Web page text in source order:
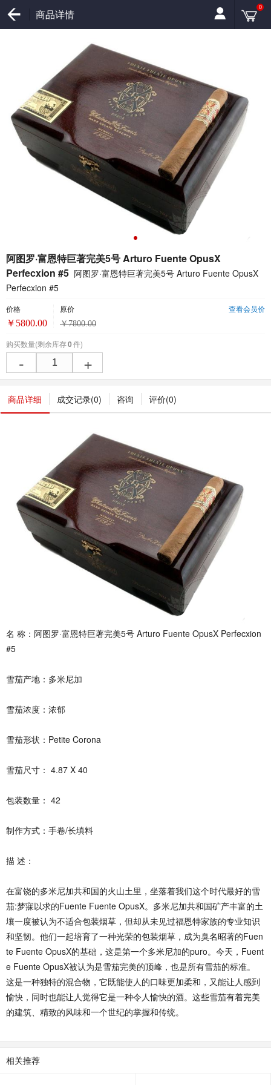
商品详情
0
阿图罗·富恩特巨著完美5号 Arturo Fuente OpusX
Perfecxion #5 阿图罗·富恩特巨著完美5号 Arturo Fuente OpusX
Perfecxion #5
查看会员价
价格
￥ 5800.00
原价
￥7800.00
购买数量(剩余库存0件)
- +
商品详细 成交记录(0) 咨询 评价(0)
名 称：阿图罗·富恩特巨著完美5号 Arturo Fuente OpusX Perfecxion
#5
雪茄产地：多米尼加
雪茄浓度：浓郁
雪茄形状：Petite Corona
雪茄尺寸： 4.87 X 40
包装数量： 42
制作方式：手卷/长填料
描 述：
在富饶的多米尼加共和国的火山土里，坐落着我们这个时代最好的雪
茄:梦寐以求的Fuente Fuente OpusX。多米尼加共和国矿产丰富的土
壤一度被认为不适合包装烟草，但却从未见过福恩特家族的专业知识
和坚韧。他们一起培育了一种光荣的包装烟草，成为臭名昭著的Fuen
te Fuente OpusX的基础，这是第一个多米尼加的puro。今天，Fuent
e Fuente OpusX被认为是雪茄完美的顶峰，也是所有雪茄的标准。
这是一种独特的混合物，它既能使人的口味更加柔和，又能让人感到
愉快，同时也能让人觉得它是一种令人愉快的酒。这些雪茄有着完美
的建筑、精致的风味和一个世纪的掌握和传统。
相关推荐